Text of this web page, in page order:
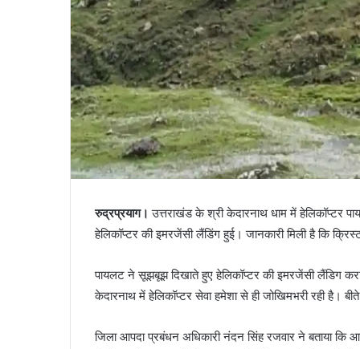
रुद्रप्रयाग। उत्तराखंड के श्री केदारनाथ धाम में हेलिकॉप्टर
हेलिकॉप्टर की इमरजेंसी लैंडिंग हुई। जानकारी मिली है कि
पायलट ने सूझबूझ दिखाते हुए हेलिकॉप्टर की इमरजेंसी लैंडिग
केदारनाथ में हेलिकॉप्टर सेवा हमेशा से ही जोखिमभरी रही है।
जिला आपदा प्रबंधन अधिकारी नंदन सिंह रजवार ने बताया